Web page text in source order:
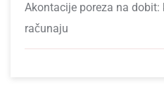
Akontacije poreza na
računaju